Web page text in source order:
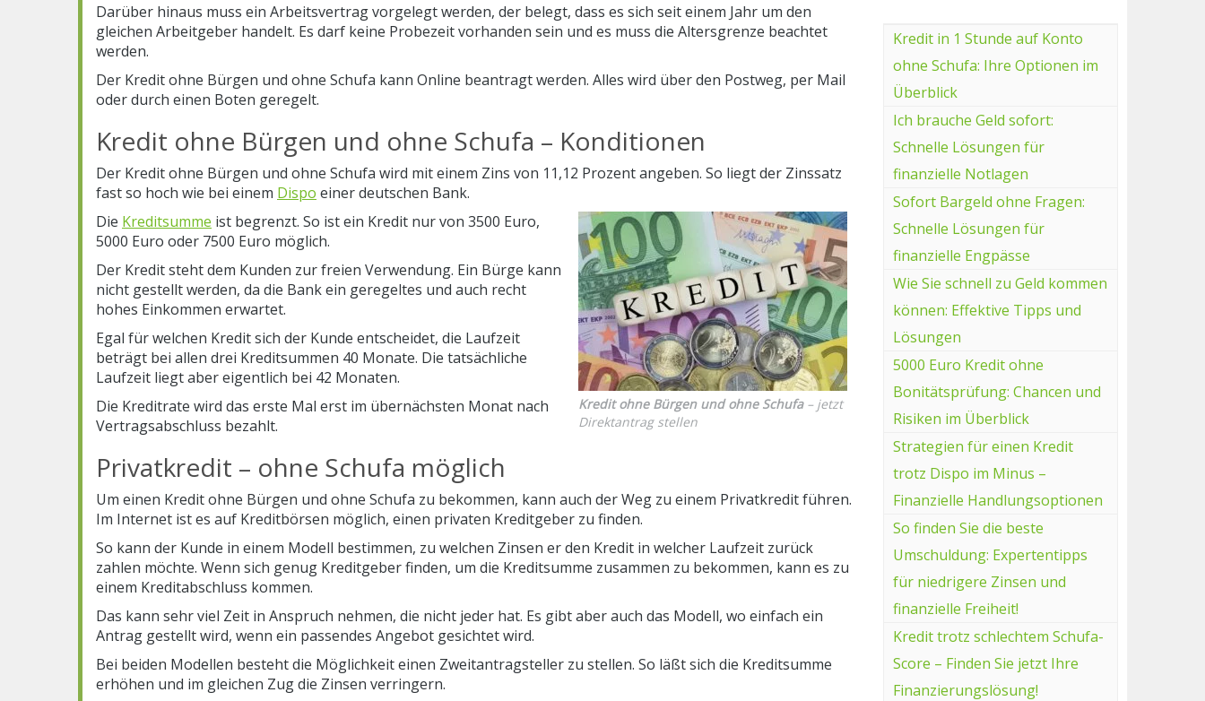
Darüber hinaus muss ein Arbeitsvertrag vorgelegt werden, der belegt, dass es sich seit einem Jahr um den
gleichen Arbeitgeber handelt. Es darf keine Probezeit vorhanden sein und es muss die Altersgrenze beachtet
werden.
Der Kredit ohne Bürgen und ohne Schufa kann Online beantragt werden. Alles wird über den Postweg, per Mail
oder durch einen Boten geregelt.
Kredit ohne Bürgen und ohne Schufa – Konditionen
Der Kredit ohne Bürgen und ohne Schufa wird mit einem Zins von 11,12 Prozent angeben. So liegt der Zinssatz
fast so hoch wie bei einem Dispo einer deutschen Bank.
Kredit ohne Bürgen und ohne Schufa– jetzt
Direktantrag stellen
Die Kreditsumme ist begrenzt. So ist ein Kredit nur von 3500 Euro,
5000 Euro oder 7500 Euro möglich.
Der Kredit steht dem Kunden zur freien Verwendung. Ein Bürge kann
nicht gestellt werden, da die Bank ein geregeltes und auch recht
hohes Einkommen erwartet.
Egal für welchen Kredit sich der Kunde entscheidet, die Laufzeit
beträgt bei allen drei Kreditsummen 40 Monate. Die tatsächliche
Laufzeit liegt aber eigentlich bei 42 Monaten.
Die Kreditrate wird das erste Mal erst im übernächsten Monat nach
Vertragsabschluss bezahlt.
Privatkredit – ohne Schufa möglich
Um einen Kredit ohne Bürgen und ohne Schufa zu bekommen, kann auch der Weg zu einem Privatkredit führen.
Im Internet ist es auf Kreditbörsen möglich, einen privaten Kreditgeber zu finden.
So kann der Kunde in einem Modell bestimmen, zu welchen Zinsen er den Kredit in welcher Laufzeit zurück
zahlen möchte. Wenn sich genug Kreditgeber finden, um die Kreditsumme zusammen zu bekommen, kann es zu
einem Kreditabschluss kommen.
Das kann sehr viel Zeit in Anspruch nehmen, die nicht jeder hat. Es gibt aber auch das Modell, wo einfach ein
Antrag gestellt wird, wenn ein passendes Angebot gesichtet wird.
Bei beiden Modellen besteht die Möglichkeit einen Zweitantragsteller zu stellen. So läßt sich die Kreditsumme
erhöhen und im gleichen Zug die Zinsen verringern.
Kredit in 1 Stunde auf Konto
ohne Schufa: Ihre Optionen im
Überblick
Ich brauche Geld sofort:
Schnelle Lösungen für
finanzielle Notlagen
Sofort Bargeld ohne Fragen:
Schnelle Lösungen für
finanzielle Engpässe
Wie Sie schnell zu Geld kommen
können: Effektive Tipps und
Lösungen
5000 Euro Kredit ohne
Bonitätsprüfung: Chancen und
Risiken im Überblick
Strategien für einen Kredit
trotz Dispo im Minus –
Finanzielle Handlungsoptionen
So finden Sie die beste
Umschuldung: Expertentipps
für niedrigere Zinsen und
finanzielle Freiheit!
Kredit trotz schlechtem Schufa-
Score – Finden Sie jetzt Ihre
Finanzierungslösung!